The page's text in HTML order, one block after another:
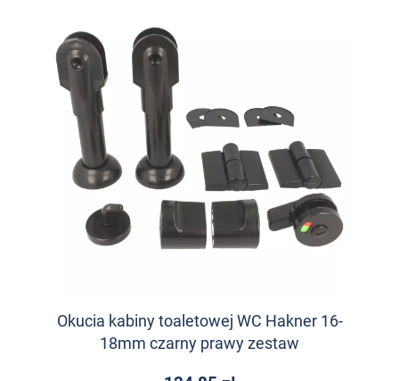
Okucia kabiny toaletowej WC Hakner 16-
18mm czarny prawy zestaw